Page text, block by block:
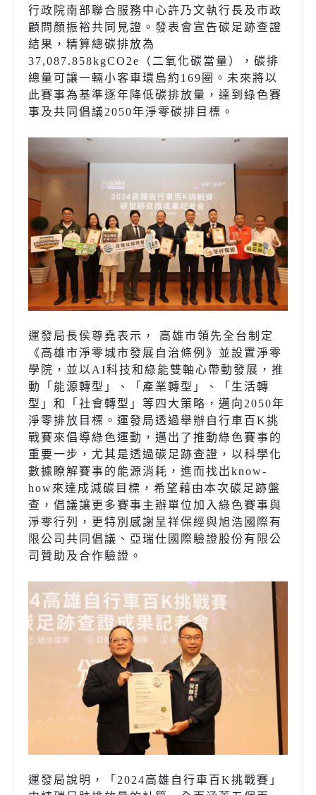
行政院南部聯合服務中心許乃文執行長及市政
顧問顏振裕共同見證。發表會宣告碳足跡查證
結果，精算總碳排放為
37,087.858kgCO2e（二氧化碳當量），碳排
總量可讓一輛小客車環島約169圈。未來將以
此賽事為基準逐年降低碳排放量，達到綠色賽
事及共同倡議2050年淨零碳排目標。
運發局長侯尊堯表示， 高雄市領先全台制定
《高雄市淨零城市發展自治條例》並設置淨零
學院，並以AI科技和綠能雙軸心帶動發展，推
動「能源轉型」、「產業轉型」、「生活轉
型」和「社會轉型」等四大策略，邁向2050年
淨零排放目標。運發局透過舉辦自行車百K挑
戰賽來倡導綠色運動，邁出了推動綠色賽事的
重要一步，尤其是透過碳足跡查證，以科學化
數據瞭解賽事的能源消耗，進而找出know-
how來達成減碳目標，希望藉由本次碳足跡盤
查，倡議讓更多賽事主辦單位加入綠色賽事與
淨零行列，更特別感謝呈祥保經與旭浩國際有
限公司共同倡議、亞瑞仕國際驗證股份有限公
司贊助及合作驗證。
運發局說明，「2024高雄自行車百K挑戰賽」